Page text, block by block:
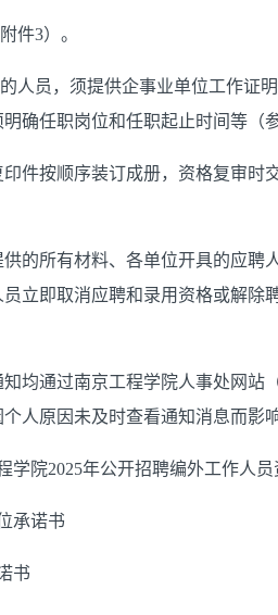
件3）。
人员，须提供企事业单位工作证
确任职岗位和任职起止时间等（
件按顺序装订成册，资格复审时
供的所有材料、各单位开具的应
立即取消应聘和录用资格或解除
均通过南京工程学院人事处网站
人原因未及时查看通知消息而影
学院2025年公开招聘编外工作人
承诺书
书